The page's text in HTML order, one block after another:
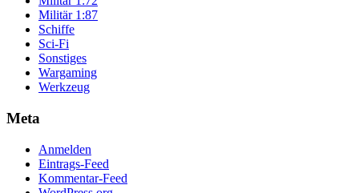
Militär 1:87
Schiffe
Sci-Fi
Sonstiges
Wargaming
Werkzeug
Meta
Anmelden
Eintrags-Feed
Kommentar-Feed